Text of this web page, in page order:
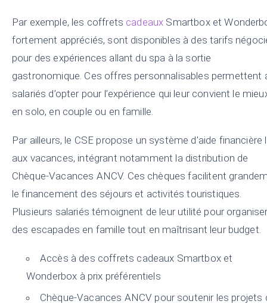
Par exemple, les coffrets cadeaux Smartbox et
fortement appréciés, sont disponibles à des tarifs
pour des expériences allant du spa à la sortie
gastronomique. Ces offres personnalisables permettent
salariés d’opter pour l’expérience qui leur convient le
en solo, en couple ou en famille.
Par ailleurs, le CSE propose un système d’aide financière
aux vacances, intégrant notamment la distribution de
Chèque-Vacances ANCV. Ces chèques facilitent
le financement des séjours et activités touristiques.
Plusieurs salariés témoignent de leur utilité pour
des escapades en famille tout en maîtrisant leur budget.
Accès à des coffrets cadeaux Smartbox et
Wonderbox à prix préférentiels
Chèque-Vacances ANCV pour soutenir les projets